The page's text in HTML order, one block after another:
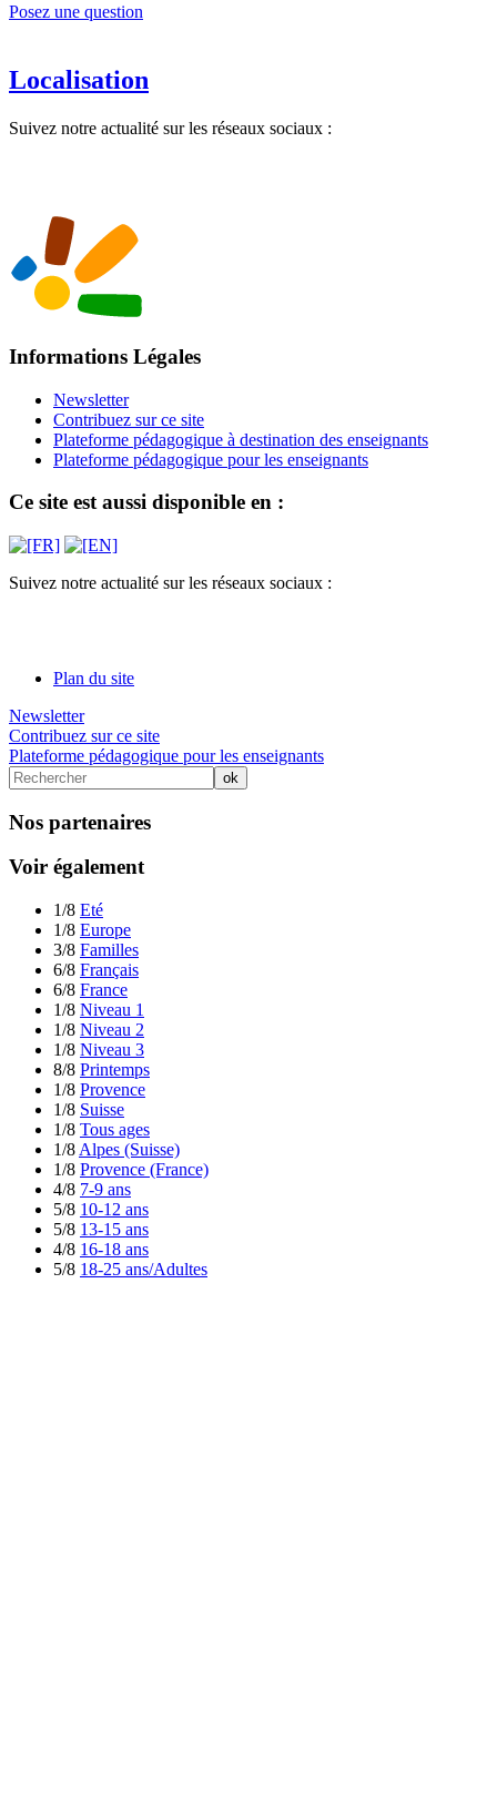
Posez une question
Localisation
Suivez notre actualité sur les réseaux sociaux :
Informations Légales
Newsletter
Contribuez sur ce site
Plateforme pédagogique à destination des enseignants
Plateforme pédagogique pour les enseignants
Ce site est aussi disponible en :
Suivez notre actualité sur les réseaux sociaux :
Plan du site
Newsletter
Contribuez sur ce site
Plateforme pédagogique pour les enseignants
Nos partenaires
Voir également
1/8 Eté
1/8 Europe
3/8 Familles
6/8 Français
6/8 France
1/8 Niveau 1
1/8 Niveau 2
1/8 Niveau 3
8/8 Printemps
1/8 Provence
1/8 Suisse
1/8 Tous ages
1/8 Alpes (Suisse)
1/8 Provence (France)
4/8 7-9 ans
5/8 10-12 ans
5/8 13-15 ans
4/8 16-18 ans
5/8 18-25 ans/Adultes